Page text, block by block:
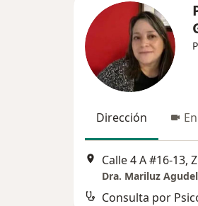
Dirección
Calle 4 A #16-13,
Dra. Mariluz
Consulta por